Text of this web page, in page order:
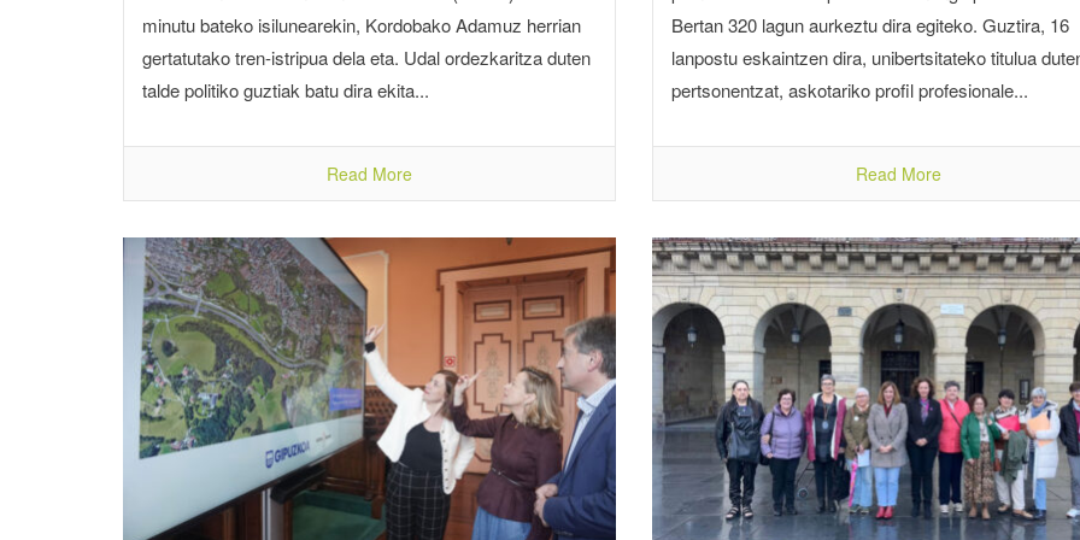
minutu bateko isilunearekin, Kordobako Adamuz herrian
gertatutako tren-istripua dela eta. Udal ordezkaritza duten
talde politiko guztiak batu dira ekita...
Read More
Bertan 320 lagun aurkeztu dira egiteko. Guztira, 16
lanpostu eskaintzen dira, unibertsitateko titulua
pertsonentzat, askotariko profil profesionale...
Read More